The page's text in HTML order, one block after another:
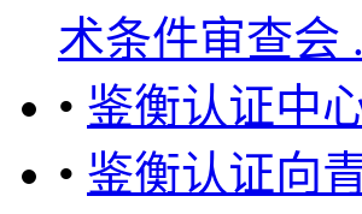
术条件审查会
• 鉴衡认证中
• 鉴衡认证向